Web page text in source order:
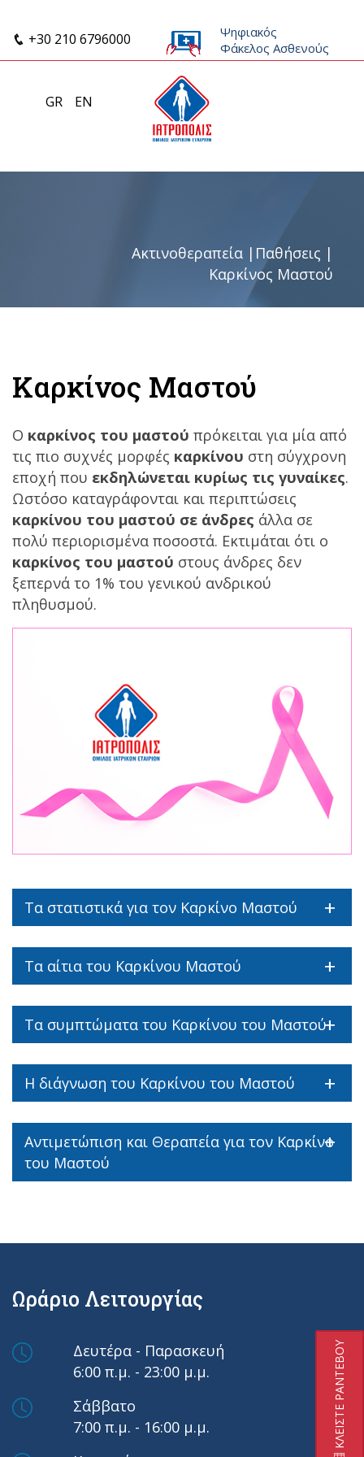
+30 210 6796000
GR EN
Ψηφιακός
Φάκελος Ασθενούς
ΚΛΕΙΣΤΕ ΡΑΝΤΕΒΟΥ
Ακτινοθεραπεία | Παθήσεις |
Καρκίνος Μαστού
Καρκίνος Μαστού
Ο καρκίνος του μαστού πρόκειται για μία από
τις πιο συχνές μορφές καρκίνου στη σύγχρονη
εποχή που εκδηλώνεται κυρίως τις γυναίκες.
Ωστόσο καταγράφονται και περιπτώσεις
καρκίνου του μαστού σε άνδρες άλλα σε
πολύ περιορισμένα ποσοστά. Εκτιμάται ότι ο
καρκίνος του μαστού στους άνδρες δεν
ξεπερνά το 1% του γενικού ανδρικού
πληθυσμού.
Τα στατιστικά για τον Καρκίνο Μαστού
Τα αίτια του Καρκίνου Μαστού
Τα συμπτώματα του Καρκίνου του Μαστού
Η διάγνωση του Καρκίνου του Μαστού
Αντιμετώπιση και Θεραπεία για τον Καρκίνο
του Μαστού
Ωράριο Λειτουργίας
Δευτέρα - Παρασκευή
6:00 π.μ. - 23:00 μ.μ.
Σάββατο
7:00 π.μ. - 16:00 μ.μ.